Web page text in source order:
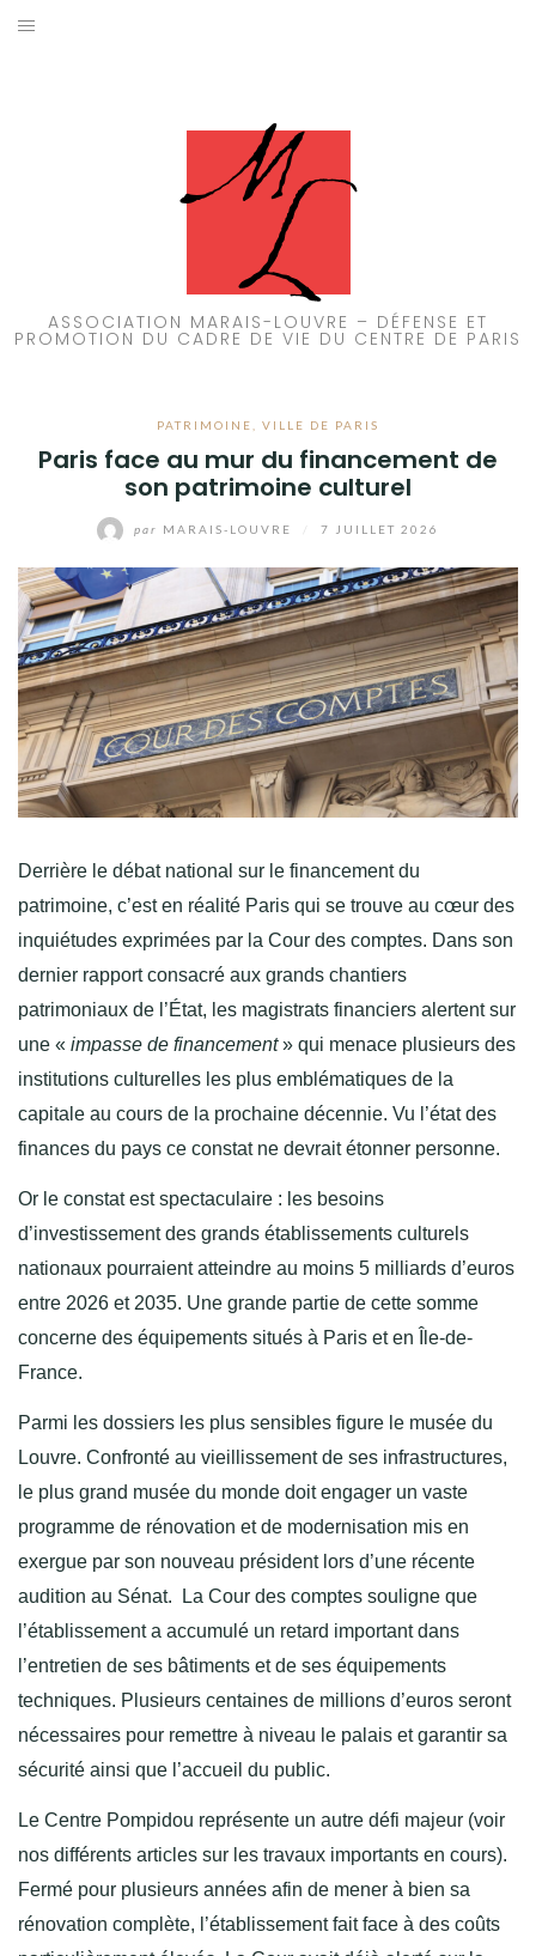
Aller
ASSOCIATION MARAIS-LOUVRE – DÉFENSE ET
PROMOTION DU CADRE DE VIE DU CENTRE DE PARIS
PATRIMOINE VILLE DE PARIS
Paris face au mur du financement de
son patrimoine culturel
par MARAIS-LOUVRE 7 JUILLET 2026
Derrière le débat national sur le financement du
patrimoine, c’est en réalité Paris qui se trouve au cœur des
inquiétudes exprimées par la Cour des comptes. Dans son
dernier rapport consacré aux grands chantiers
patrimoniaux de l’État, les magistrats financiers alertent sur
une « impasse de financement» qui menace plusieurs des
institutions culturelles les plus emblématiques de la
capitale au cours de la prochaine décennie. Vu l’état des
finances du pays ce constat ne devrait étonner personne.
Or le constat est spectaculaire : les besoins
d’investissement des grands établissements culturels
nationaux pourraient atteindre au moins 5 milliards d’euros
entre 2026 et 2035. Une grande partie de cette somme
concerne des équipements situés à Paris et en Île-de-
France.
Parmi les dossiers les plus sensibles figure le musée du
Louvre. Confronté au vieillissement de ses infrastructures,
le plus grand musée du monde doit engager un vaste
programme de rénovation et de modernisation mis en
exergue par son nouveau président lors d’une récente
audition au Sénat. La Cour des comptes souligne que
l’établissement a accumulé un retard important dans
l’entretien de ses bâtiments et de ses équipements
techniques. Plusieurs centaines de millions d’euros seront
nécessaires pour remettre à niveau le palais et garantir sa
sécurité ainsi que l’accueil du public.
Le Centre Pompidou représente un autre défi majeur (voir
nos différents articles sur les travaux importants en cours).
Fermé pour plusieurs années afin de mener à bien sa
rénovation complète, l’établissement fait face à des coûts